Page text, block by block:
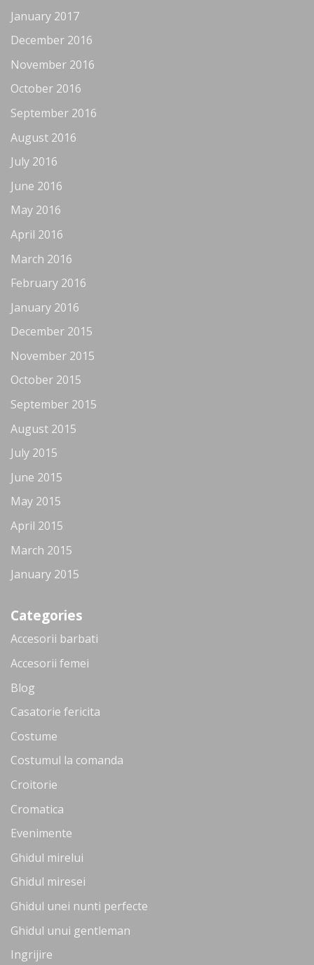
January 2017
December 2016
November 2016
October 2016
September 2016
August 2016
July 2016
June 2016
May 2016
April 2016
March 2016
February 2016
January 2016
December 2015
November 2015
October 2015
September 2015
August 2015
July 2015
June 2015
May 2015
April 2015
March 2015
January 2015
Categories
Accesorii barbati
Accesorii femei
Blog
Casatorie fericita
Costume
Costumul la comanda
Croitorie
Cromatica
Evenimente
Ghidul mirelui
Ghidul miresei
Ghidul unei nunti perfecte
Ghidul unui gentleman
Ingrijire